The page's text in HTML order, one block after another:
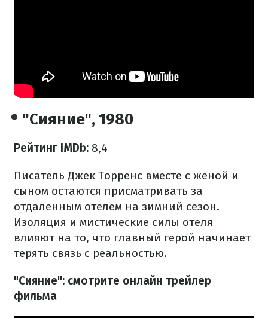
"Сияние", 1980
Рейтинг IMDb: 8,4
Писатель Джек Торренс вместе с женой и
сыном остаются присматривать за
отдаленным отелем на зимний сезон.
Изоляция и мистические силы отеля
влияют на то, что главный герой начинает
терять связь с реальностью.
"Сияние": смотрите онлайн трейлер
фильма